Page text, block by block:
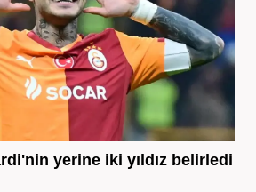
yerine iki yıldız belirledi